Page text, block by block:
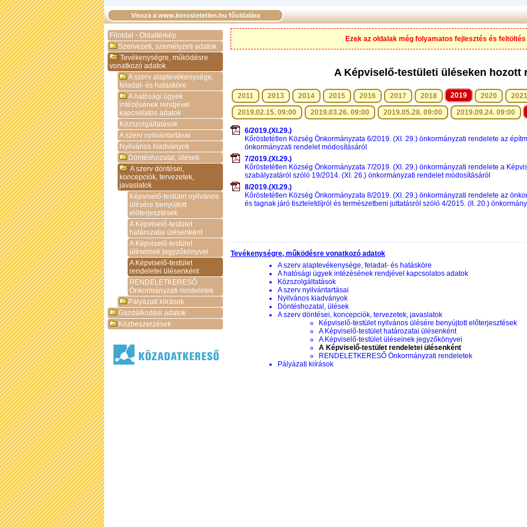
Vissza a www.korostetetlen.hu főoldalára
Főoldal - Oldaltérkép
Szervezeti, személyzeti adatok
Tevékenységre, működésre
vonatkozó adatok
A szerv alaptevékenysége,
feladat- és hatásköre
A hatósági ügyek
intézésének rendjével
kapcsolatos adatok
Közszolgáltatások
A szerv nyilvántartásai
Nyilvános kiadványok
Döntéshozatal, ülések
A szerv döntései,
koncepciók, tervezetek,
javaslatok
Képviselő-testület nyilvános
ülésére benyújtott
előterjesztések
A Képviselő-testület
határozatai ülésenként
A Képviselő-testület
üléseinek jegyzőkönyvei
A Képviselő-testület
rendeletei ülésenként
RENDELETKERESŐ
Önkormányzati rendeletek
Pályázati kiírások
Gazdálkodási adatok
Közbeszerzések
Ezek az oldalak még folyamatos fejlesztés és
A Képviselő-testületi üléseken hozott
2011 2013 2014 2015 2016 2017 2018 2019 2020
2021
2019.02.15. 09:00
2019.03.26. 09:00 2019.05.28. 09:00 2019.09.24. 09:00
6/2019.(XI.29.)
Kőröstetétlen Község Önkormányzata 6/2019. (XI. 29.) önkormányzati rendelete az
önkormányzati rendelet módosításáról
7/2019.(XI.29.)
Kőröstetétlen Község Önkormányzata 7/2019. (XI. 29.) önkormányzati rendelete a
szabályzatáról szóló 19/2014. (XI. 26.) önkormányzati rendelet módosításáról
8/2019.(XI.29.)
Kőröstetétlen Község Önkormányzata 8/2019. (XI. 29.) önkormányzati rendelete az
és tagnak járó tiszteletdíjról és természetbeni juttatásról szóló 4/2015. (II. 20.)
Tevékenységre, működésre vonatkozó adatok
A szerv alaptevékenysége, feladat- és hatásköre
A hatósági ügyek intézésének rendjével kapcsolatos adatok
Közszolgáltatások
A szerv nyilvántartásai
Nyilvános kiadványok
Döntéshozatal, ülések
A szerv döntései, koncepciók, tervezetek, javaslatok
Képviselő-testület nyilvános ülésére benyújtott előterjesztések
A Képviselő-testület határozatai ülésenként
A Képviselő-testület üléseinek jegyzőkönyvei
A Képviselő-testület rendeletei ülésenként
RENDELETKERESŐ Önkormányzati rendeletek
Pályázati kiírások